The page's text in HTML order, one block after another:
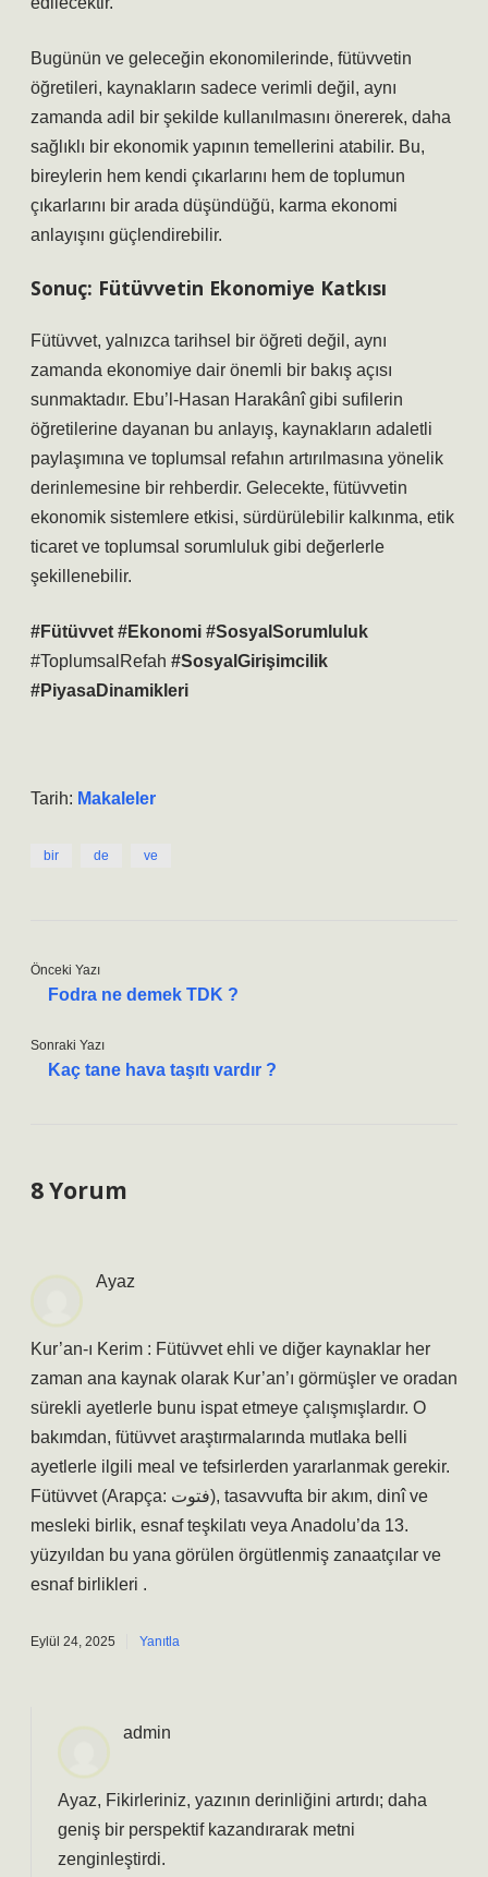
Bugünün ve geleceğin ekonomilerinde, fütüvvetin
öğretileri, kaynakların sadece verimli değil, aynı
zamanda adil bir şekilde kullanılmasını önererek, daha
sağlıklı bir ekonomik yapının temellerini atabilir. Bu,
bireylerin hem kendi çıkarlarını hem de toplumun
çıkarlarını bir arada düşündüğü, karma ekonomi
anlayışını güçlendirebilir.
Sonuç: Fütüvvetin Ekonomiye Katkısı
Fütüvvet, yalnızca tarihsel bir öğreti değil, aynı
zamanda ekonomiye dair önemli bir bakış açısı
sunmaktadır. Ebu’l-Hasan Harakânî gibi sufilerin
öğretilerine dayanan bu anlayış, kaynakların adaletli
paylaşımına ve toplumsal refahın artırılmasına yönelik
derinlemesine bir rehberdir. Gelecekte, fütüvvetin
ekonomik sistemlere etkisi, sürdürülebilir kalkınma, etik
ticaret ve toplumsal sorumluluk gibi değerlerle
şekillenebilir.
#Fütüvvet #Ekonomi #SosyalSorumluluk
#ToplumsalRefah #SosyalGirişimcilik
#PiyasaDinamikleri
Tarih: Makaleler
bir de ve
Önceki Yazı
Fodra ne demek TDK ?
Sonraki Yazı
Kaç tane hava taşıtı vardır ?
8 Yorum
Ayaz
Kur’an-ı Kerim : Fütüvvet ehli ve diğer kaynaklar her
zaman ana kaynak olarak Kur’an’ı görmüşler ve oradan
sürekli ayetlerle bunu ispat etmeye çalışmışlardır. O
bakımdan, fütüvvet araştırmalarında mutlaka belli
ayetlerle ilgili meal ve tefsirlerden yararlanmak gerekir.
Fütüvvet (Arapça: فتوت), tasavvufta bir akım, dinî ve
mesleki birlik, esnaf teşkilatı veya Anadolu’da 13.
yüzyıldan bu yana görülen örgütlenmiş zanaatçılar ve
esnaf birlikleri .
Eylül 24, 2025 Yanıtla
admin
Ayaz, Fikirleriniz, yazının derinliğini artırdı; daha
geniş bir perspektif kazandırarak metni
zenginleştirdi.